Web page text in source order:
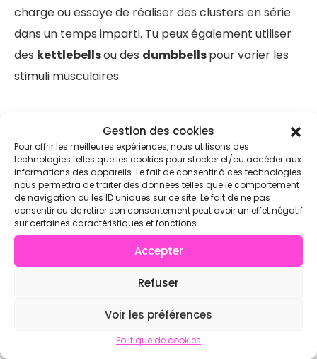
Gestion des cookies
Pour offrir les meilleures expériences, nous utilisons des
technologies telles que les cookies pour stocker et/ou accéder aux
informations des appareils. Le fait de consentir à ces technologies
nous permettra de traiter des données telles que le comportement
de navigation ou les ID uniques sur ce site. Le fait de ne pas
consentir ou de retirer son consentement peut avoir un effet négatif
sur certaines caractéristiques et fonctions.
Accepter
Refuser
Voir les préférences
Politique de cookies
charge ou essaye de réaliser des clusters en série
dans un temps imparti. Tu peux également utiliser
des kettlebellsou des dumbbellspour varier les
stimuli musculaires.
Intégrer le Cluster dans tes
WODs Crossfit
Combinaisons avec d’autres
exercices
Le Cluster peut être combiné avec des exercices
burpees , les double-unders
permet de travailler sur ta puissance, ton